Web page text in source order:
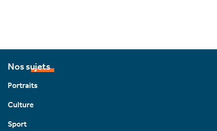
Nos sujets
Portraits
Culture
Sport